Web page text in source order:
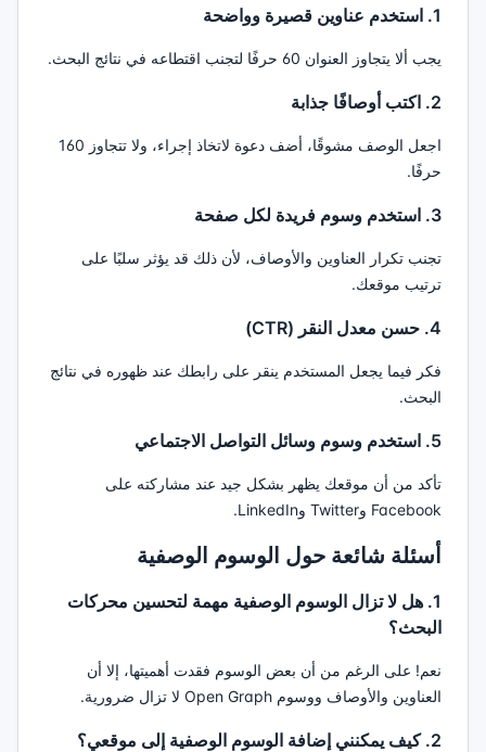
1. استخدم عناوين قصيرة وواضحة
يجب ألا يتجاوز العنوان 60 حرفًا لتجنب اقتطاعه في نتائج البحث.
2. اكتب أوصافًا جذابة
اجعل الوصف مشوقًا، أضف دعوة لاتخاذ إجراء، ولا تتجاوز 160
حرفًا.
3. استخدم وسوم فريدة لكل صفحة
تجنب تكرار العناوين والأوصاف، لأن ذلك قد يؤثر سلبًا على
ترتيب موقعك.
4. حسن معدل النقر (CTR)
فكر فيما يجعل المستخدم ينقر على رابطك عند ظهوره في نتائج
البحث.
5. استخدم وسوم وسائل التواصل الاجتماعي
تأكد من أن موقعك يظهر بشكل جيد عند مشاركته على
Facebook وTwitter وLinkedIn.
أسئلة شائعة حول الوسوم الوصفية
1. هل لا تزال الوسوم الوصفية مهمة لتحسين محركات
البحث؟
نعم! على الرغم من أن بعض الوسوم فقدت أهميتها، إلا أن
العناوين والأوصاف ووسوم Open Graph لا تزال ضرورية.
2. كيف يمكنني إضافة الوسوم الوصفية إلى موقعي؟